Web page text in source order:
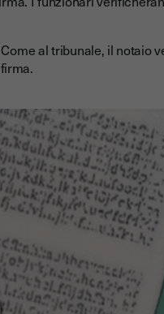
al tribunale, il notaio